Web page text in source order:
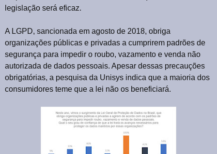
legislação será eficaz.
A LGPD, sancionada em agosto de 2018, obriga
organizações públicas e privadas a cumprirem padrões de
segurança para impedir o roubo, vazamento e venda não
autorizada de dados pessoais. Apesar dessas precauções
obrigatórias, a pesquisa da Unisys indica que a maioria dos
consumidores teme que a lei não os beneficiará.